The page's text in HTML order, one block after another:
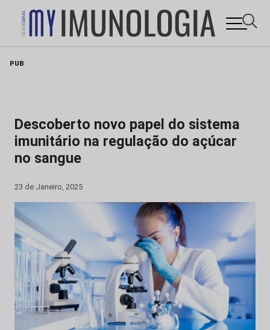
PUB
Descoberto novo papel do sistema
imunitário na regulação do açúcar
no sangue
23 de Janeiro, 2025